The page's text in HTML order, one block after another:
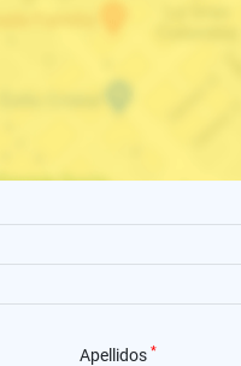
Apellidos *